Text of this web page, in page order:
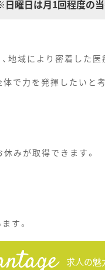
日曜日は月1回程度の
地域により密着した医
で力を発揮したいと考
みが取得できます。
す。
求人の魅